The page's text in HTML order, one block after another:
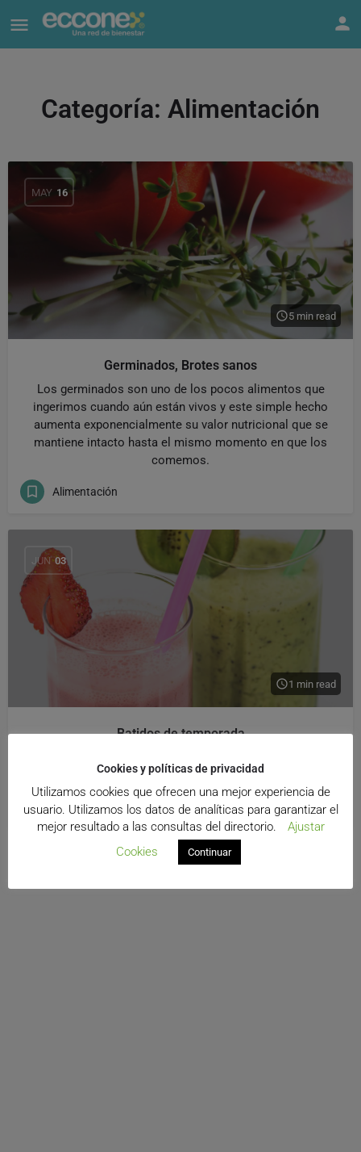
Categoría: Alimentación
MAY 16
5 min read
Germinados, Brotes sanos
Los germinados son uno de los pocos alimentos que
ingerimos cuando aún están vivos y este simple hecho
aumenta exponencialmente su valor nutricional que se
mantiene intacto hasta el mismo momento en que los
comemos.
Alimentación
JUN 03
1 min read
Batidos de temporada
con todas sus vitaminas.
Alimentación
Cookies y políticas de privacidad
Utilizamos cookies que ofrecen una mejor experiencia de
usuario. Utilizamos los datos de analíticas para garantizar el
mejor resultado a las consultas del directorio.
Ajustar
Cookies
Continuar